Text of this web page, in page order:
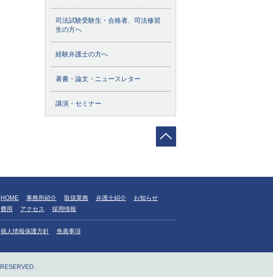
司法試験受験生・合格者、司法修習
生の方へ
経験弁護士の方へ
著書・論文・ニュースレター
講演・セミナー
HOME 事務所紹介 取扱業務 弁護士紹介
お知らせ
費用
アクセス 採用情報
個人情報保護方針 免責事項